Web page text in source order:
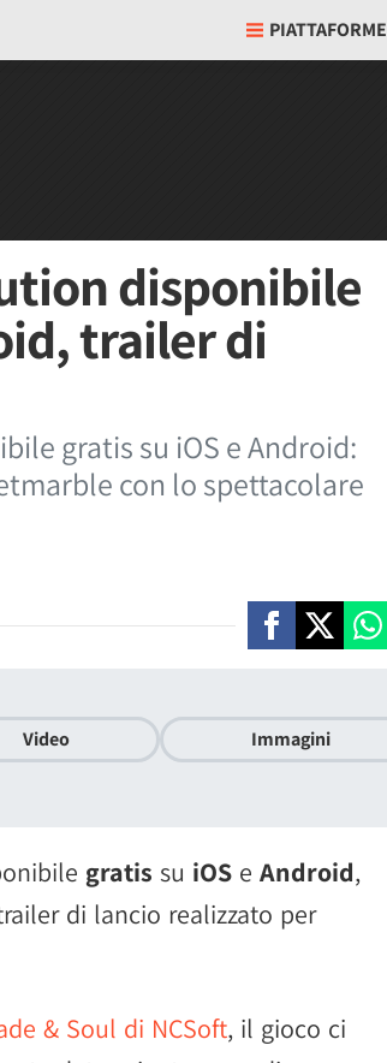
PIATTAFORME
disponibile
trailer di
gratis su iOS e Android:
con lo spettacolare
Video Immagini
gratis su iOS e Android,
di lancio realizzato per
& Soul di NCSoft, il gioco ci